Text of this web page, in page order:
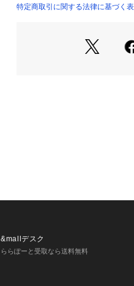
特定商取引に関する法律に基づく
&mallデスク
ららぽーと受取なら送料無料